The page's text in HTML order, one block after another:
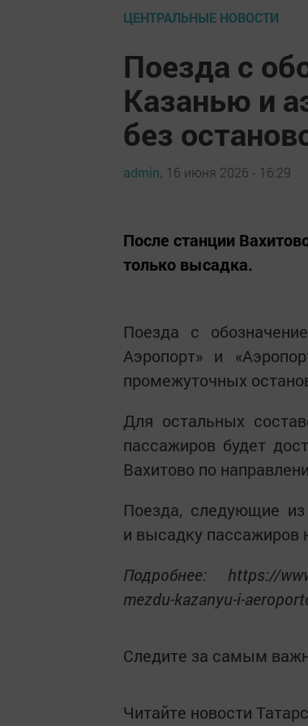
ЦЕНТРАЛЬНЫЕ НОВОСТИ
Поезда с
Казанью и
без
admin, 16 июня 2026 - 16:29
После станции
только высадка.
Поезда с
Аэропорт» и
промежуточных
Для остальных
пассажиров будет
Вахитово по
Поезда, следующие
и высадку пассажиров
Подробнее: https://
mezdu-kazanyu-i-
Следите за самым
Читайте новости